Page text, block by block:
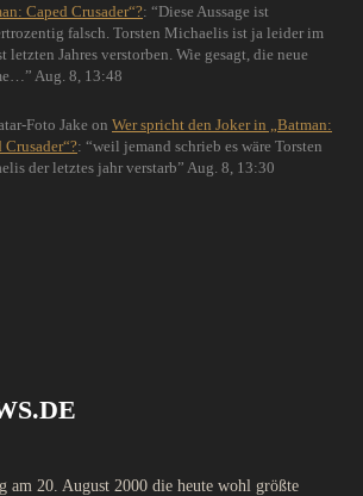
Caped Crusader“?: “Diese Aussage ist
falsch. Torsten Michaelis ist ja leider im
letzten Jahres verstorben. Wie gesagt, die neue
” Aug. 8, 13:48
Jake on Wer spricht den Joker in „Batman:
Crusader“?: “weil jemand schrieb es wäre Torsten
der letztes jahr verstarb” Aug. 8, 13:30
am 20. August 2000 die heute wohl größte